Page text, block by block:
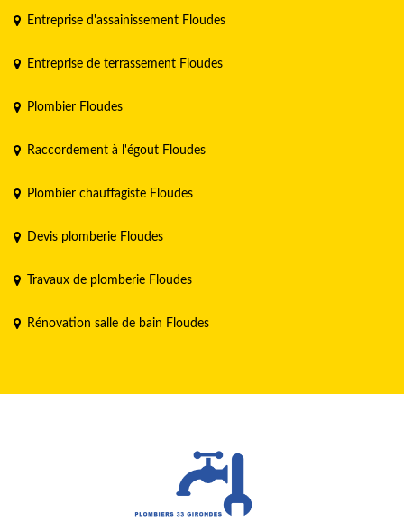
Entreprise d'assainissement Floudes
Entreprise de terrassement Floudes
Plombier Floudes
Raccordement à l'égout Floudes
Plombier chauffagiste Floudes
Devis plomberie Floudes
Travaux de plomberie Floudes
Rénovation salle de bain Floudes